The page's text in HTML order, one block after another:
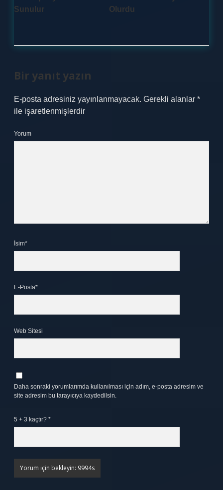
Sunulur
Olurdu
Bir yanıt yazın
E-posta adresiniz yayınlanmayacak. Gerekli alanlar *
ile işaretlenmişlerdir
Yorum
İsim*
E-Posta*
Web Sitesi
Daha sonraki yorumlarımda kullanılması için adım, e-posta adresim ve
site adresim bu tarayıcıya kaydedilsin.
5 + 3 kaçtır? *